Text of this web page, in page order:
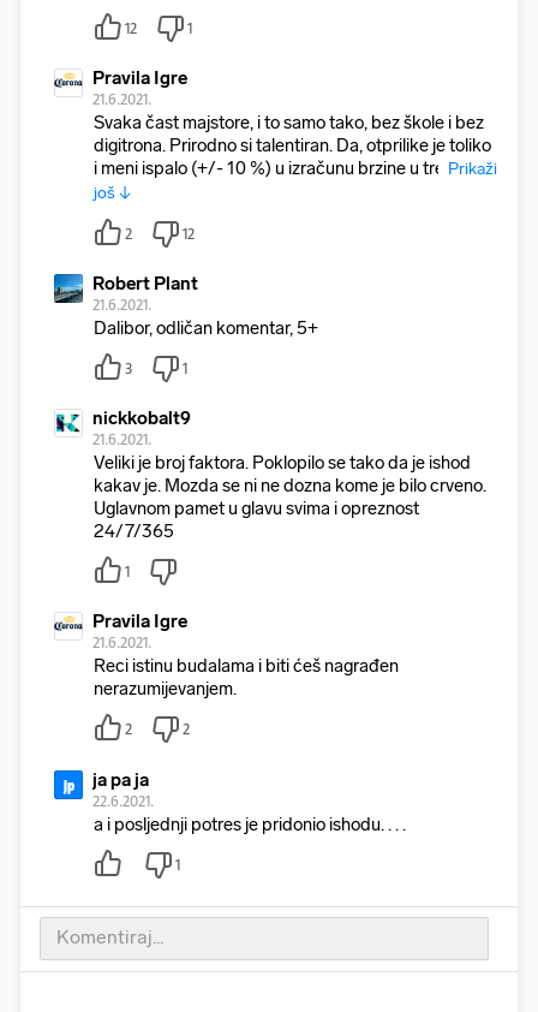
12 1
Pravila Igre
21.6.2021.
Svaka čast majstore, i to samo tako, bez škole i bez
digitrona. Prirodno si talentiran. Da, otprilike je toliko
i meni ispalo (+/- 10 %) u izračunu brzine u tre Prikaži
još ↓
2 12
Robert Plant
21.6.2021.
Dalibor, odličan komentar, 5+
3 1
nickkobalt9
21.6.2021.
Veliki je broj faktora. Poklopilo se tako da je ishod
kakav je. Mozda se ni ne dozna kome je bilo crveno.
Uglavnom pamet u glavu svima i opreznost
24/7/365
1
Pravila Igre
21.6.2021.
Reci istinu budalama i biti ćeš nagrađen
nerazumijevanjem.
2 2
jp ja pa ja
22.6.2021.
a i posljednji potres je pridonio ishodu. . . .
1